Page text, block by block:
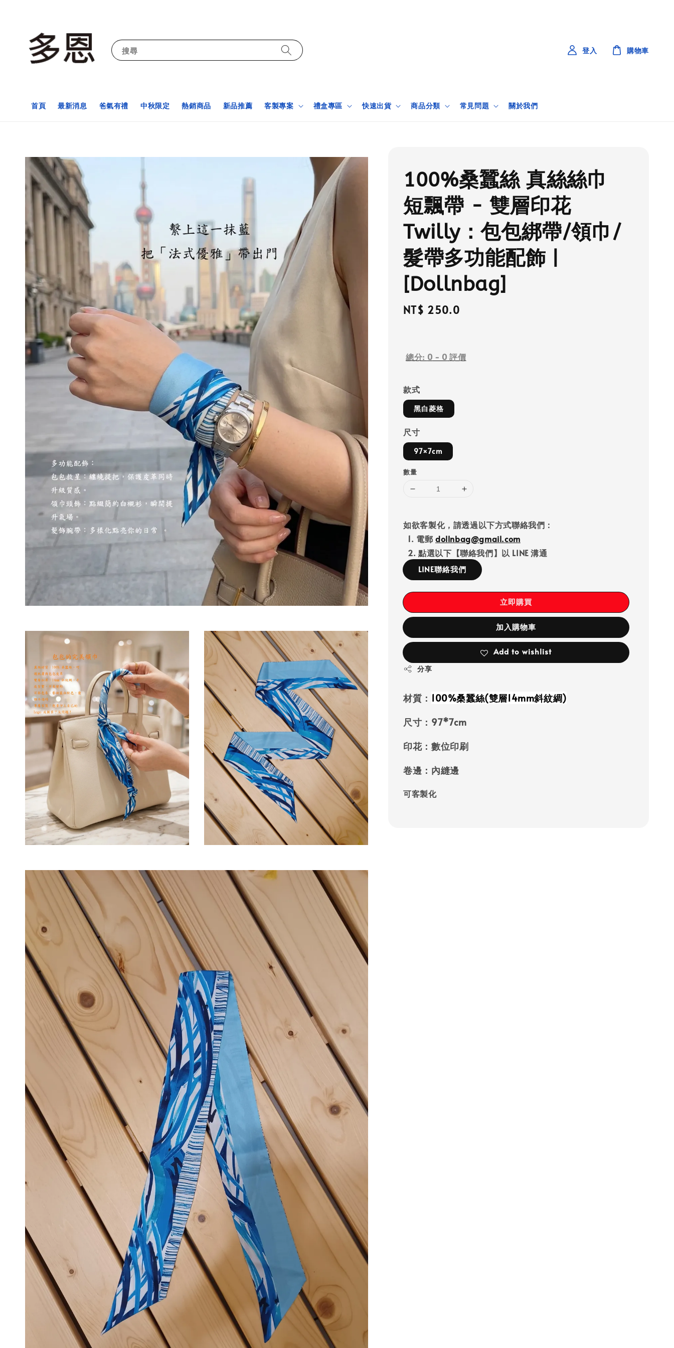
搜尋
首頁 最新消息 爸氣有禮 中秋限定 熱銷商品 新品推薦 客製專案 禮盒專區 快速出貨 商品分類 常見問題 關於我們
登入 購物車
100%桑蠶絲 真絲絲巾
短飄帶 - 雙層印花
Twilly：包包綁帶/領巾/
髮帶多功能配飾 |
[Dollnbag]
Regular
NT$ 250.0
總分: 0 - 0 評價
款式
黑白菱格
尺寸
97×7cm
數量
如欲客製化，請透過以下方式聯絡我們：
1. 電郵 dollnbag@gmail.com
2. 點選以下【聯絡我們】以 LINE 溝通
LINE聯絡我們
立即購買
加入購物車
Add to wishlist
分享
材質： 100%桑蠶絲(雙層14mm斜紋綢)
尺寸：97*7cm
印花：數位印刷
卷邊：內縫邊
可客製化